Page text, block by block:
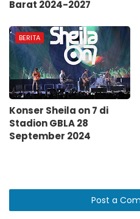
Barat 2024-2027
BERITA
Konser Sheila on 7 di
Stadion GBLA 28
September 2024
Post a